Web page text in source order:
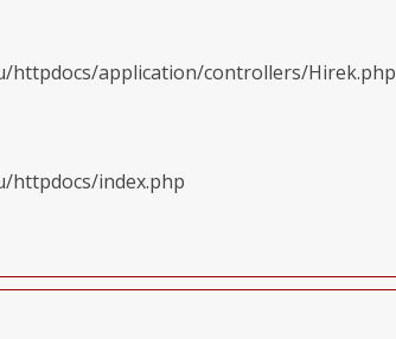
httpdocs/application/controllers/Hirek.php
httpdocs/index.php